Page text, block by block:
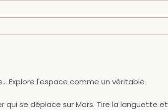
Explore l'espace comme un véritable
qui se déplace sur Mars. Tire la languette et